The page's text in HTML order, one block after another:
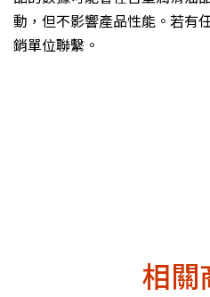
動，但不影響產品性能。若有
銷單位聯繫。
相關